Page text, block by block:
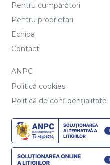
Pentru cumpărători
Pentru proprietari
Echipa
Contact
ANPC
Politică cookies
Politică de confidențialitate